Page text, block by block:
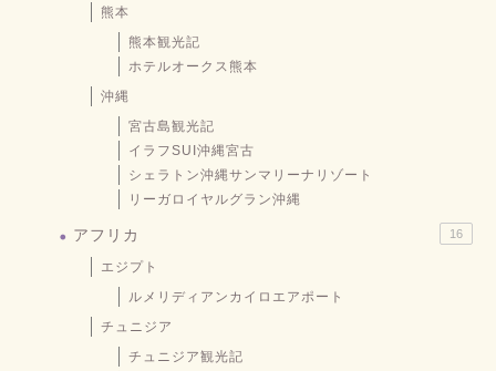
熊本
熊本観光記
ホテルオークス熊本
沖縄
宮古島観光記
イラフSUI沖縄宮古
シェラトン沖縄サンマリーナリゾート
リーガロイヤルグラン沖縄
アフリカ 16
エジプト
ルメリディアンカイロエアポート
チュニジア
チュニジア観光記